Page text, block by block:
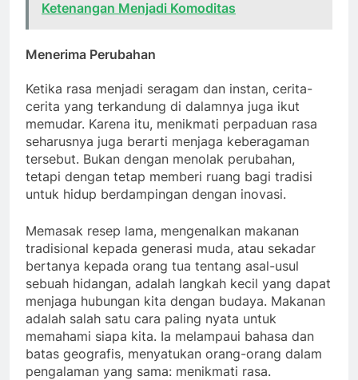
Ketenangan Menjadi Komoditas
Menerima Perubahan
Ketika rasa menjadi seragam dan instan, cerita-
cerita yang terkandung di dalamnya juga ikut
memudar. Karena itu, menikmati perpaduan rasa
seharusnya juga berarti menjaga keberagaman
tersebut. Bukan dengan menolak perubahan,
tetapi dengan tetap memberi ruang bagi tradisi
untuk hidup berdampingan dengan inovasi.
Memasak resep lama, mengenalkan makanan
tradisional kepada generasi muda, atau sekadar
bertanya kepada orang tua tentang asal-usul
sebuah hidangan, adalah langkah kecil yang dapat
menjaga hubungan kita dengan budaya. Makanan
adalah salah satu cara paling nyata untuk
memahami siapa kita. Ia melampaui bahasa dan
batas geografis, menyatukan orang-orang dalam
pengalaman yang sama: menikmati rasa.